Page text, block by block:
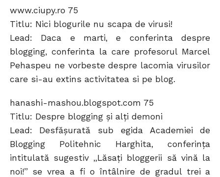
www.ciupy.ro 75
Titlu: Nici blogurile nu scapa de virusi!
Lead: Daca e marti, e conferinta despre
blogging, conferinta la care profesorul Marcel
Pehaspeu ne vorbeste despre lacomia virusilor
care si-au extins activitatea si pe blog.
hanashi-mashou.blogspot.com 75
Titlu: Despre blogging şi alţi demoni
Lead: Desfăşurată sub egida Academiei de
Blogging Politehnic Harghita, conferinţa
intitulată sugestiv „Lăsaţi bloggerii să vină la
noi!” se vrea a fi o întâlnire de gradul trei a